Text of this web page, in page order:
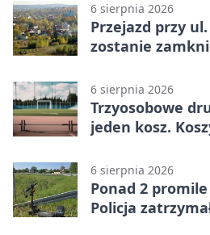
6 sierpnia 2026
Przejazd przy
zostanie
6 sierpnia 2026
Trzyosobowe
jeden kosz.
6 sierpnia 2026
Ponad 2
Policja